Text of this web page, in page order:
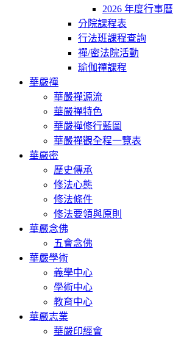
2026 年度行事曆
分院課程表
行法班課程查詢
禪/密法院活動
瑜伽禪課程
華嚴禪
華嚴禪源流
華嚴禪特色
華嚴禪修行藍圖
華嚴禪觀全程一覽表
華嚴密
歷史傳承
修法心態
修法條件
修法要領與原則
華嚴念佛
五會念佛
華嚴學術
義學中心
學術中心
教育中心
華嚴志業
華嚴印經會